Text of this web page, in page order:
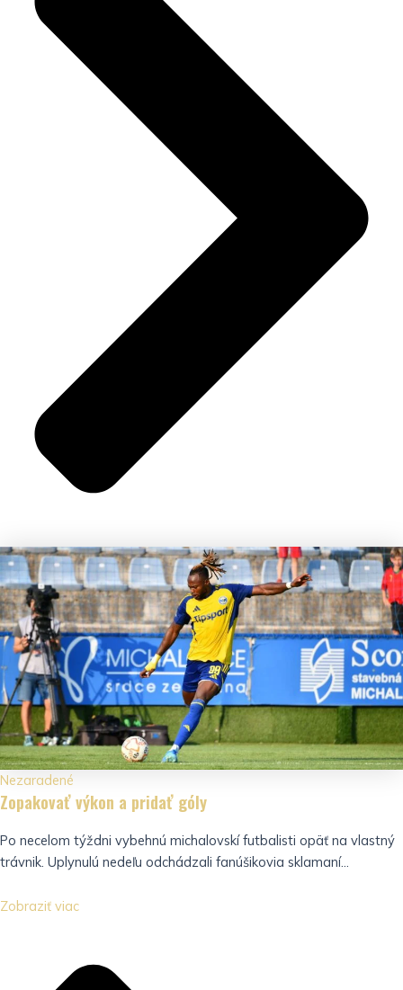
Nezaradené
Zopakovať výkon a pridať góly
Po necelom týždni vybehnú michalovskí futbalisti opäť na vlastný
trávnik. Uplynulú nedeľu odchádzali fanúšikovia sklamaní...
Zobraziť viac